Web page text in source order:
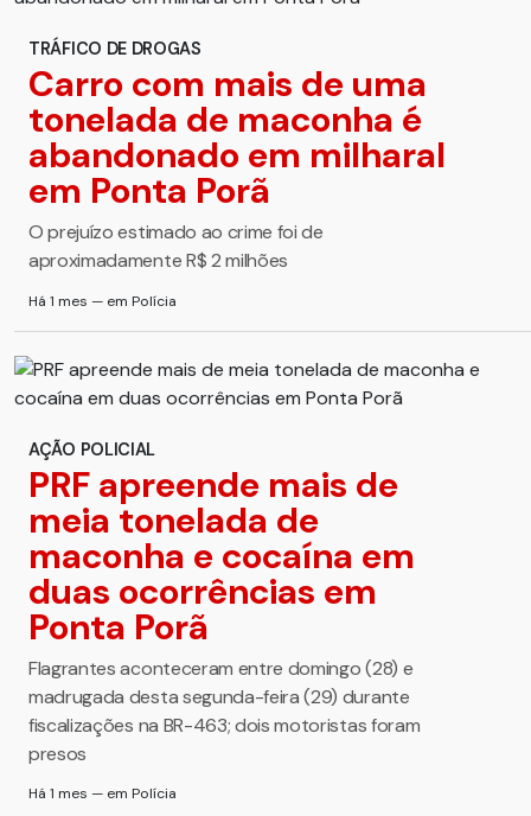
TRÁFICO DE DROGAS
Carro com mais de uma
tonelada de maconha é
abandonado em milharal
em Ponta Porã
O prejuízo estimado ao crime foi de
aproximadamente R$ 2 milhões
Há 1 mes — em Polícia
AÇÃO POLICIAL
PRF apreende mais de
meia tonelada de
maconha e cocaína em
duas ocorrências em
Ponta Porã
Flagrantes aconteceram entre domingo (28) e
madrugada desta segunda-feira (29) durante
fiscalizações na BR-463; dois motoristas foram
presos
Há 1 mes — em Polícia